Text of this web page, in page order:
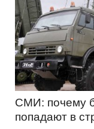
СМИ: почему
попадают в